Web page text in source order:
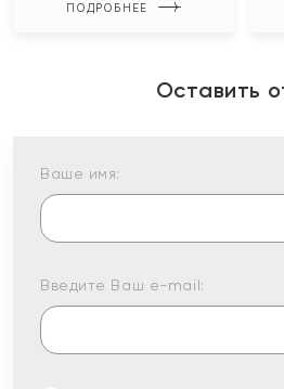
ПОДРОБНЕЕ
Оставить
Ваше имя:
Введите Ваш e-mail: